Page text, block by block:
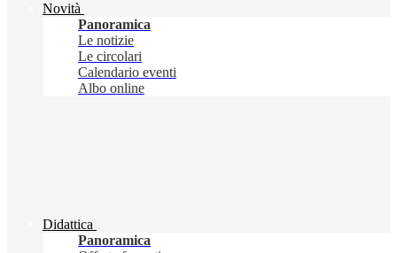
Novità
Panoramica
Le notizie
Le circolari
Calendario eventi
Albo online
Didattica
Panoramica